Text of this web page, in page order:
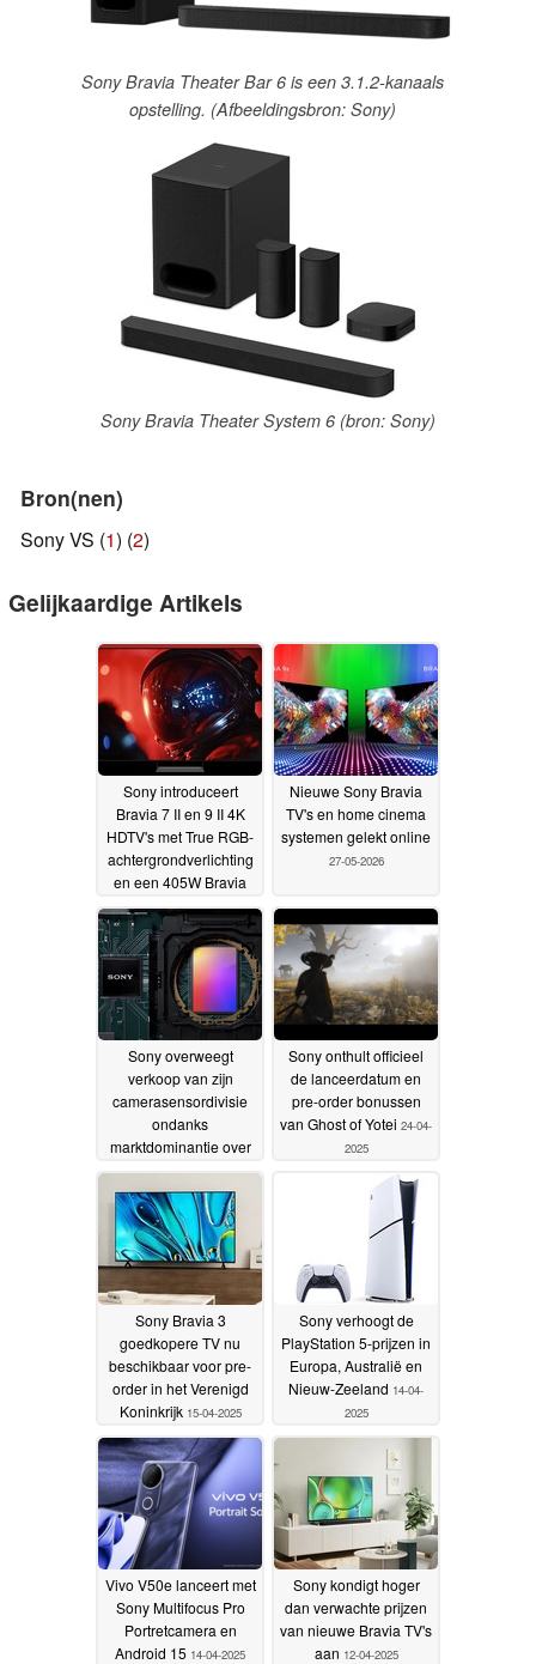
Sony Bravia Theater Bar 6 is een 3.1.2-kanaals
opstelling. (Afbeeldingsbron: Sony)
Sony Bravia Theater System 6 (bron: Sony)
Bron(nen)
Sony VS (1) (2)
Gelijkaardige Artikels
Sony introduceert
Bravia 7 II en 9 II 4K
HDTV's met True RGB-
achtergrondverlichting
en een 405W Bravia
Theater Trio Dolby
Atmos draadloos
luidsprekersysteem
voor liefhebbers van
thuisbioscopen28-05-
2026
Nieuwe Sony Bravia
TV's en home cinema
systemen gelekt online
27-05-2026
Sony overweegt
verkoop van zijn
camerasensordivisie
ondanks
marktdominantie over
Samsung en
OmniVision30-04-2025
Sony onthult officieel
de lanceerdatum en
pre-order bonussen
van Ghost of Yotei 24-04-
2025
Sony Bravia 3
goedkopere TV nu
beschikbaar voor pre-
order in het Verenigd
Koninkrijk 15-04-2025
Sony verhoogt de
PlayStation 5-prijzen in
Europa, Australië en
Nieuw-Zeeland 14-04-
2025
Vivo V50e lanceert met
Sony Multifocus Pro
Portretcamera en
Android 15 14-04-2025
Sony kondigt hoger
dan verwachte prijzen
van nieuwe Bravia TV's
aan 12-04-2025